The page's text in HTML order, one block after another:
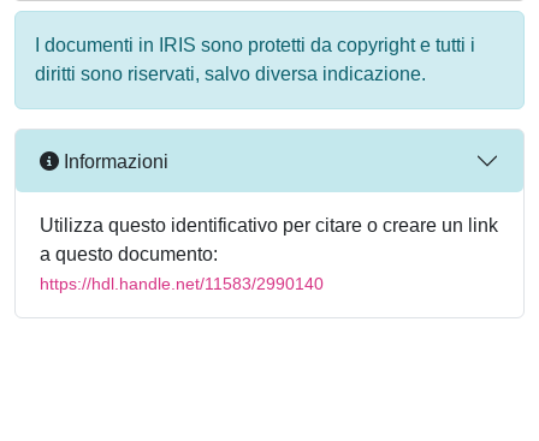
I documenti in IRIS sono protetti da copyright e tutti i
diritti sono riservati, salvo diversa indicazione.
Informazioni
Utilizza questo identificativo per citare o creare un link
a questo documento:
https://hdl.handle.net/11583/2990140